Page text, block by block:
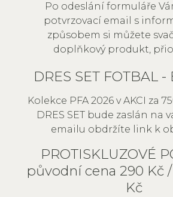
Po odeslání formuláře
potvrzovací email s
způsobem si můžete
doplňkový produkt,
DRES SET FOTBAL -
Kolekce PFA 2026 v AKCI za
DRES SET bude zaslán na
emailu obdržíte link k
PROTISKLUZOVÉ
původní cena 290 Kč /
Kč